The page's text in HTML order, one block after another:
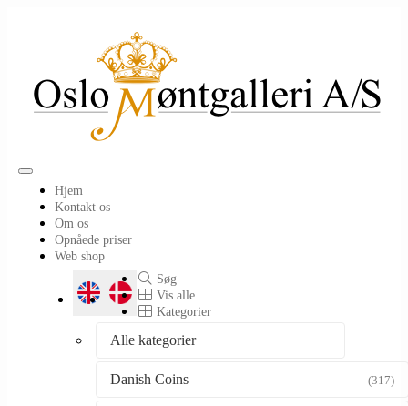
Toggle
navigation
Hjem
Kontakt os
Om os
Opnåede priser
Web shop
Søg
Vis alle
Kategorier
Alle kategorier
Danish Coins (317)